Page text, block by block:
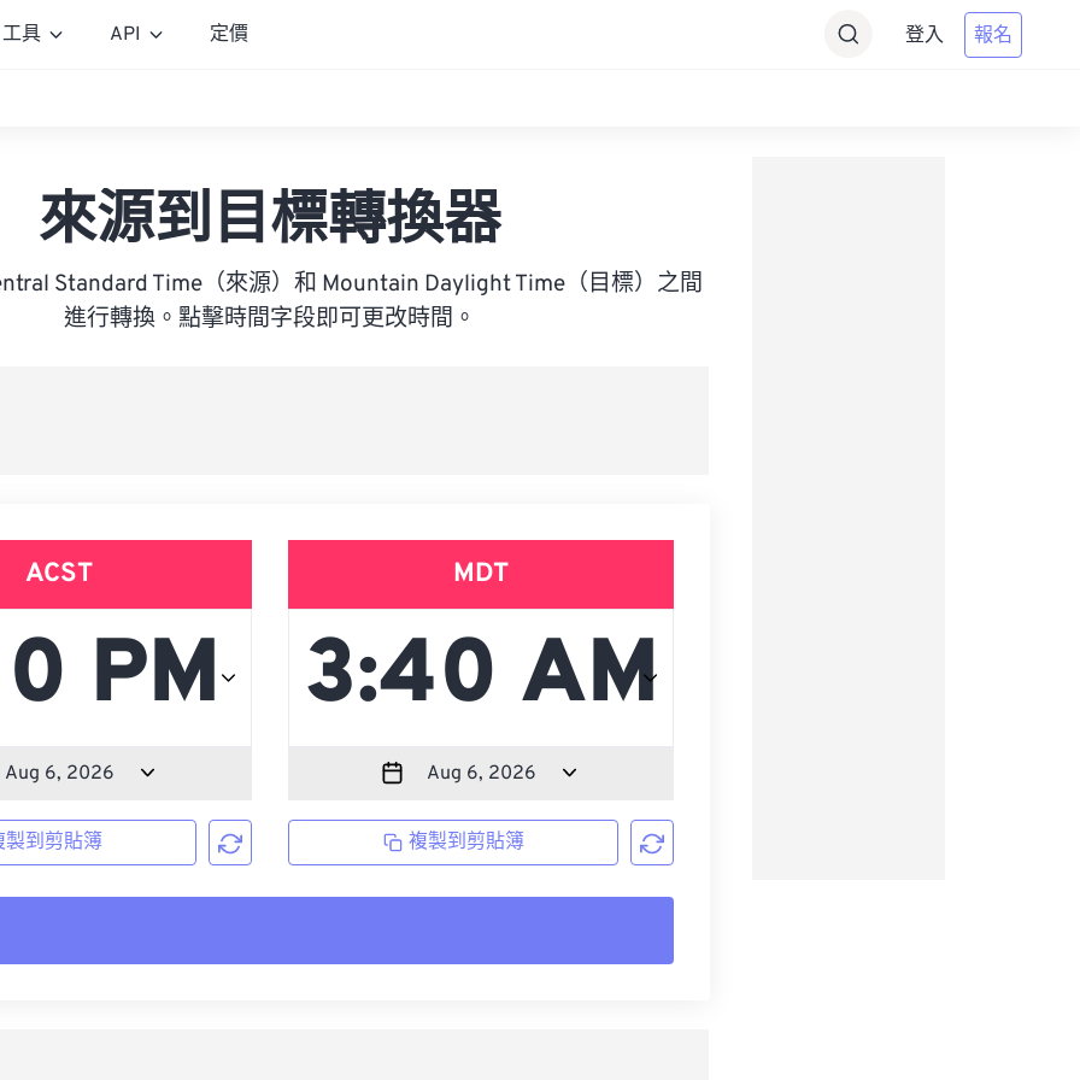
工具 API 定價 登入 報名
來源到目標轉換器
Standard Time（來源）和 Mountain Daylight Time（目標）之間
進行轉換。點擊時間字段即可更改時間。
ACST
製到剪貼簿
MDT
複製到剪貼簿